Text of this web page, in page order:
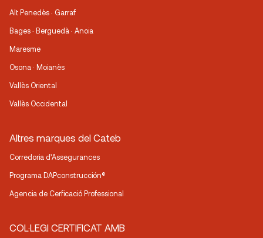
Alt Penedès · Garraf
Bages · Berguedà · Anoia
Maresme
Osona · Moianès
Vallès Oriental
Vallès Occidental
Altres marques del Cateb
Corredoria d’Assegurances
Programa DAPconstrucción®
Agencia de Cerficació Professional
COL·LEGI CERTIFICAT AMB